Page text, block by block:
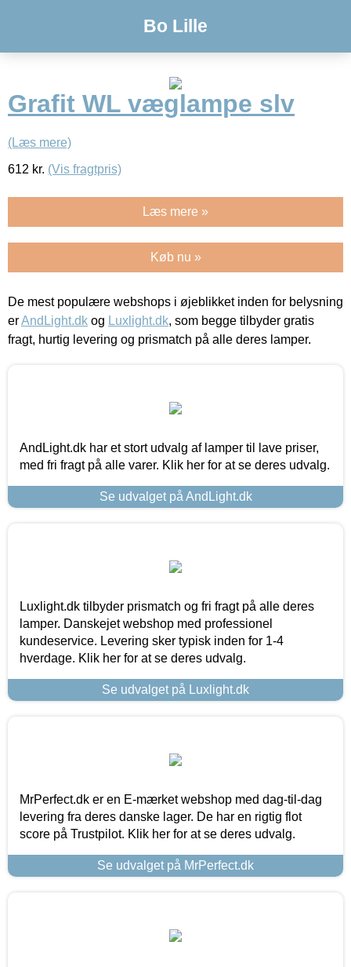
Bo Lille
Grafit WL væglampe slv
(Læs mere)
612 kr. (Vis fragtpris)
Læs mere »
Køb nu »
De mest populære webshops i øjeblikket inden for belysning
erAndLight.dk og Luxlight.dk, som begge tilbyder gratis
fragt, hurtig levering og prismatch på alle deres lamper.
AndLight.dk har et stort udvalg af lamper til lave priser,
med fri fragt på alle varer. Klik her for at se deres udvalg.
Se udvalget på AndLight.dk
Luxlight.dk tilbyder prismatch og fri fragt på alle deres
lamper. Danskejet webshop med professionel
kundeservice. Levering sker typisk inden for 1-4
hverdage. Klik her for at se deres udvalg.
Se udvalget på Luxlight.dk
MrPerfect.dk er en E-mærket webshop med dag-til-dag
levering fra deres danske lager. De har en rigtig flot
score på Trustpilot. Klik her for at se deres udvalg.
Se udvalget på MrPerfect.dk